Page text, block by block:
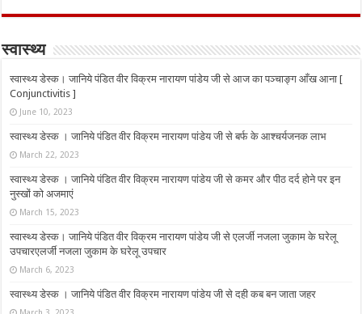
स्वास्थ्य
स्वास्थ्य डेस्क। जानिये पंडित वीर विक्रम नारायण पांडेय जी से आज का पञ्चाङ्ग आँख आना [
Conjunctivitis ]
June 10, 2023
स्वास्थ्य डेस्क । जानिये पंडित वीर विक्रम नारायण पांडेय जी से बर्फ के आश्चर्यजनक लाभ
March 22, 2023
स्वास्थ्य डेस्क । जानिये पंडित वीर विक्रम नारायण पांडेय जी से कमर और पीठ दर्द होने पर इन
नुस्‍खों को अजमाएं
March 15, 2023
स्वास्थ्य डेस्क। जानिये पंडित वीर विक्रम नारायण पांडेय जी से एलर्जी नजला जुकाम के घरेलू
उपचारएलर्जी नजला जुकाम के घरेलू उपचार
March 6, 2023
स्वास्थ्य डेस्क । जानिये पंडित वीर विक्रम नारायण पांडेय जी से दही कब बन जाता जहर